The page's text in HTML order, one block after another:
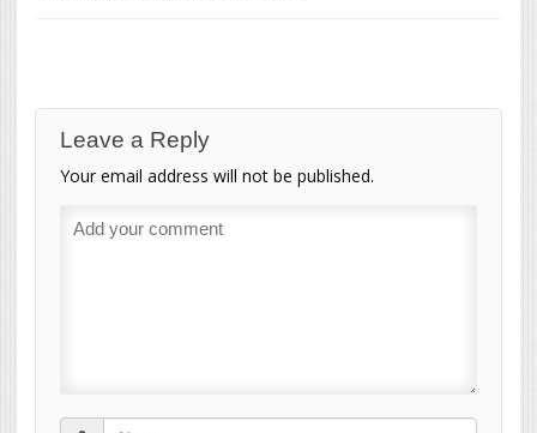
Leave a Reply
Your email address will not be published.